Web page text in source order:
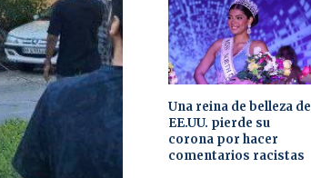
Una reina de belleza de
EE.UU. pierde su
corona por hacer
comentarios racistas